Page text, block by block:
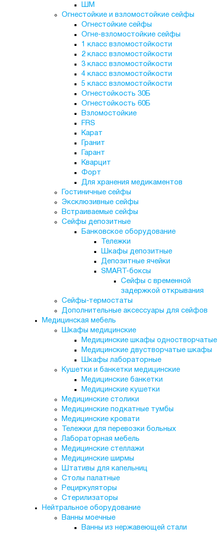
ШМ
Огнестойкие и взломостойкие сейфы
Огнестойкие сейфы
Огне-взломостойкие сейфы
1 класс взломостойкости
2 класс взломостойкости
3 класс взломостойкости
4 класс взломостойкости
5 класс взломостойкости
Огнестойкость 30Б
Огнестойкость 60Б
Взломостойкие
FRS
Карат
Гранит
Гарант
Кварцит
Форт
Для хранения медикаментов
Гостиничные сейфы
Эксклюзивные сейфы
Встраиваемые сейфы
Сейфы депозитные
Банковское оборудование
Тележки
Шкафы депозитные
Депозитные ячейки
SMART-боксы
Сейфы с временной
задержкой открывания
Сейфы-термостаты
Дополнительные аксессуары для сейфов
Медицинская мебель
Шкафы медицинские
Медицинские шкафы одностворчатые
Медицинские двустворчатые шкафы
Шкафы лабораторные
Кушетки и банкетки медицинские
Медицинские банкетки
Медицинские кушетки
Медицинские столики
Медицинские подкатные тумбы
Медицинские кровати
Тележки для перевозки больных
Лабораторная мебель
Медицинские стеллажи
Медицинские ширмы
Штативы для капельниц
Столы палатные
Рециркуляторы
Стерилизаторы
Нейтральное оборудование
Ванны моечные
Ванны из нержавеющей стали